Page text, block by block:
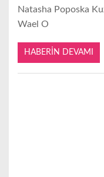
Natasha Poposka
Wael O
HABERIN DEVAMI